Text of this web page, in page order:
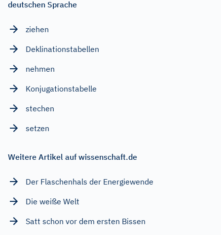
deutschen Sprache
ziehen
Deklinationstabellen
nehmen
Konjugationstabelle
stechen
setzen
Weitere Artikel auf wissenschaft.de
Der Flaschenhals der Energiewende
Die weiße Welt
Satt schon vor dem ersten Bissen